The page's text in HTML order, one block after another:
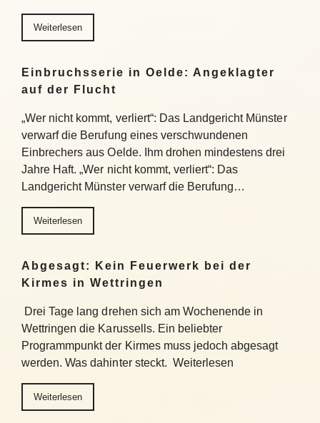
Weiterlesen
Einbruchsserie in Oelde: Angeklagter
auf der Flucht
„Wer nicht kommt, verliert“: Das Landgericht Münster
verwarf die Berufung eines verschwundenen
Einbrechers aus Oelde. Ihm drohen mindestens drei
Jahre Haft. „Wer nicht kommt, verliert“: Das
Landgericht Münster verwarf die Berufung…
Weiterlesen
Abgesagt: Kein Feuerwerk bei der
Kirmes in Wettringen
Drei Tage lang drehen sich am Wochenende in
Wettringen die Karussells. Ein beliebter
Programmpunkt der Kirmes muss jedoch abgesagt
werden. Was dahinter steckt. Weiterlesen
Weiterlesen